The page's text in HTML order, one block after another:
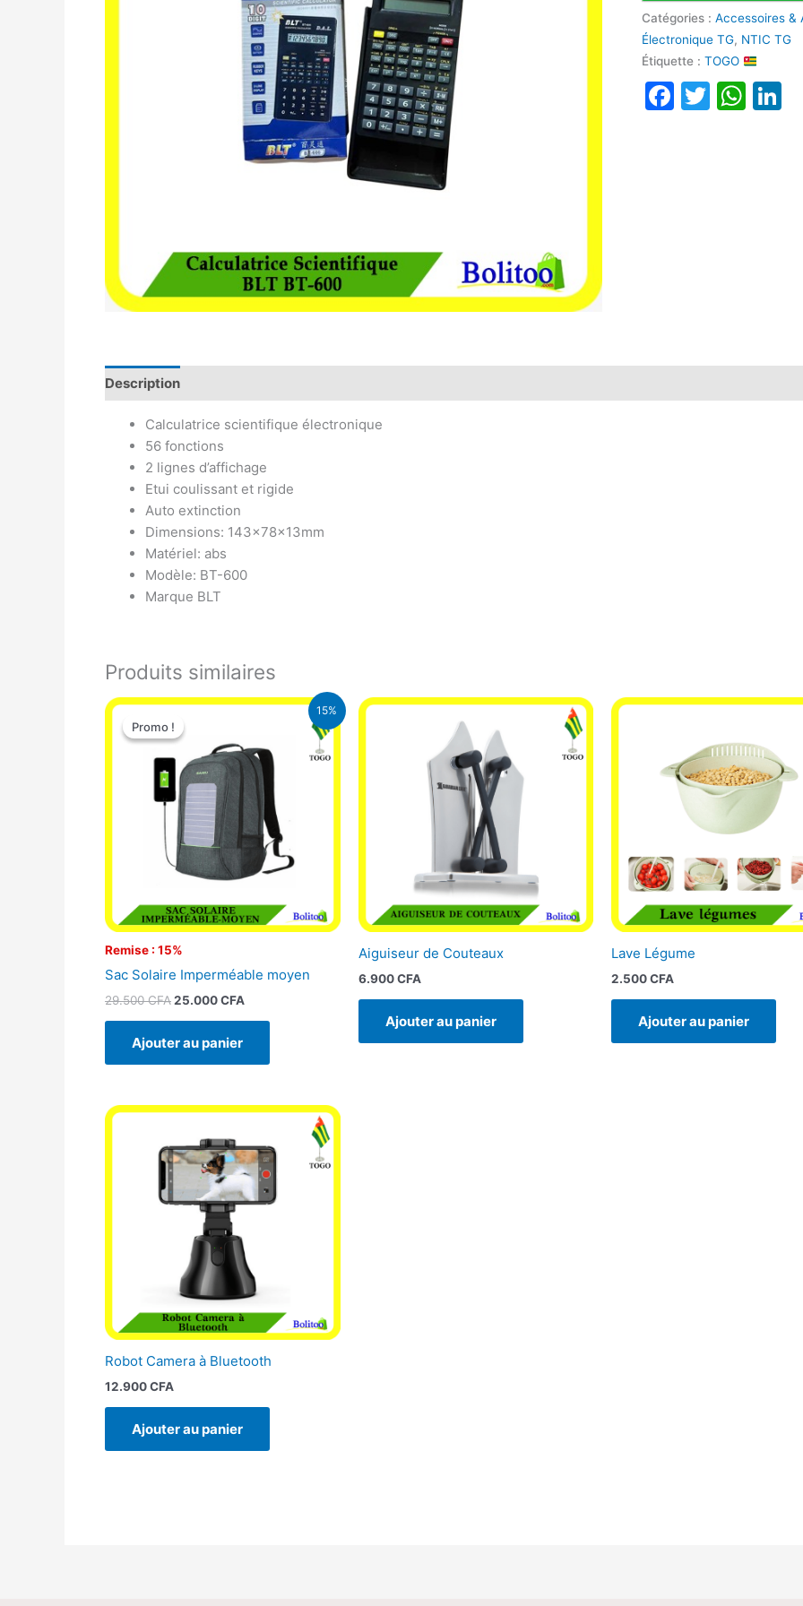
Catégories :Accessoires &
Électronique TG, NTIC TG
Étiquette :TOGO
Facebook
Twitter
Description
Calculatrice scientifique électronique
56 fonctions
2 lignes d’affichage
Etui coulissant et rigide
Auto extinction
Dimensions: 143x78x13mm
Matériel: abs
Modèle: BT-600
Marque BLT
Produits similaires
15%
Promo !
Remise : 15%
Promo !
Sac Solaire Imperméable moyen
29.500CFA
Le
initial
29.500 CFA.
25.000CFA
Le
est :
25.000 CFA.
Ajouter au panier
Aiguiseur de Couteaux
6.900CFA
Ajouter au panier
Lave Légume
2.500CFA
Ajouter au panier
Robot Camera à Bluetooth
12.900CFA
Ajouter au panier